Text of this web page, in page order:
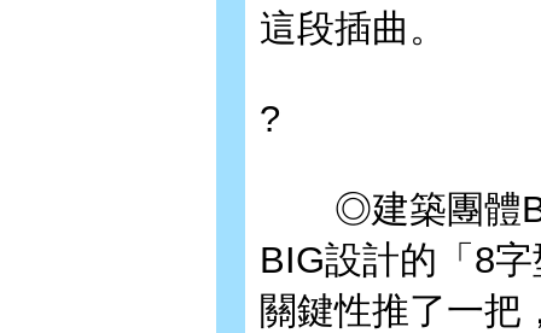
這段插曲。
?
◎建築團體
BIG設計的「8
關鍵性推了一把